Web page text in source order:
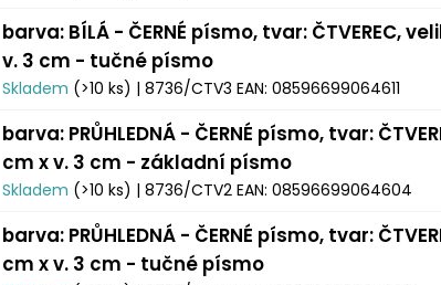
barva: BÍLÁ - ČERNÉ písmo, tvar: ČTVEREC,
v. 3 cm - tučné písmo
Skladem (>10 ks) | 8736/CTV3 EAN: 08596699064611
barva: PRŮHLEDNÁ - ČERNÉ písmo, tvar:
cm x v. 3 cm - základní písmo
Skladem (>10 ks) | 8736/CTV2 EAN: 08596699064604
barva: PRŮHLEDNÁ - ČERNÉ písmo, tvar:
cm x v. 3 cm - tučné písmo